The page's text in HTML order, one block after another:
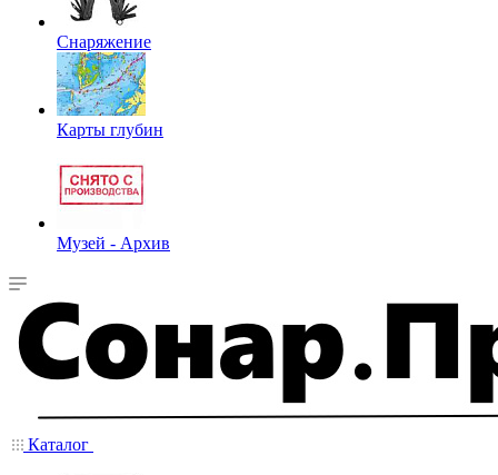
Снаряжение
Карты глубин
Музей - Архив
Каталог